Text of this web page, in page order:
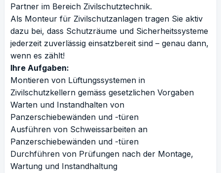
Partner im Bereich Zivilschutztechnik.
Als Monteur für Zivilschutzanlagen tragen Sie aktiv
dazu bei, dass Schutzräume und Sicherheitssysteme
jederzeit zuverlässig einsatzbereit sind – genau dann,
wenn es zählt!
Ihre Aufgaben:
Montieren von Lüftungssystemen in
Zivilschutzkellern gemäss gesetzlichen Vorgaben
Warten und Instandhalten von
Panzerschiebewänden und -türen
Ausführen von Schweissarbeiten an
Panzerschiebewänden und -türen
Durchführen von Prüfungen nach der Montage,
Wartung und Instandhaltung